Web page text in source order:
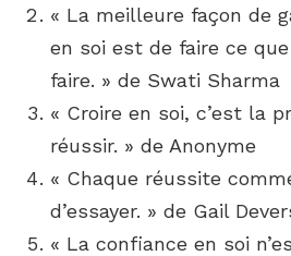
« La meilleure façon de
en soi est de faire ce
faire. » de Swati Sharma
« Croire en soi, c’est la
réussir. » de Anonyme
« Chaque réussite
d’essayer. » de Gail
« La confiance en soi